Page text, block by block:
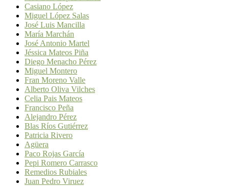
Casiano López
Miguel López Salas
José Luis Mancilla
María Marchán
José Antonio Martel
Jéssica Mateos Piña
Diego Menacho Pérez
Miguel Montero
Fran Moreno Valle
Alberto Oliva Vilches
Celia Pais Mateos
Francisco Peña
Alejandro Pérez
Blas Ríos Gutiérrez
Patricia Rivero
Agüera
Paco Rojas García
Pepi Romero Carrasco
Remedios Rubiales
Juan Pedro Viruez